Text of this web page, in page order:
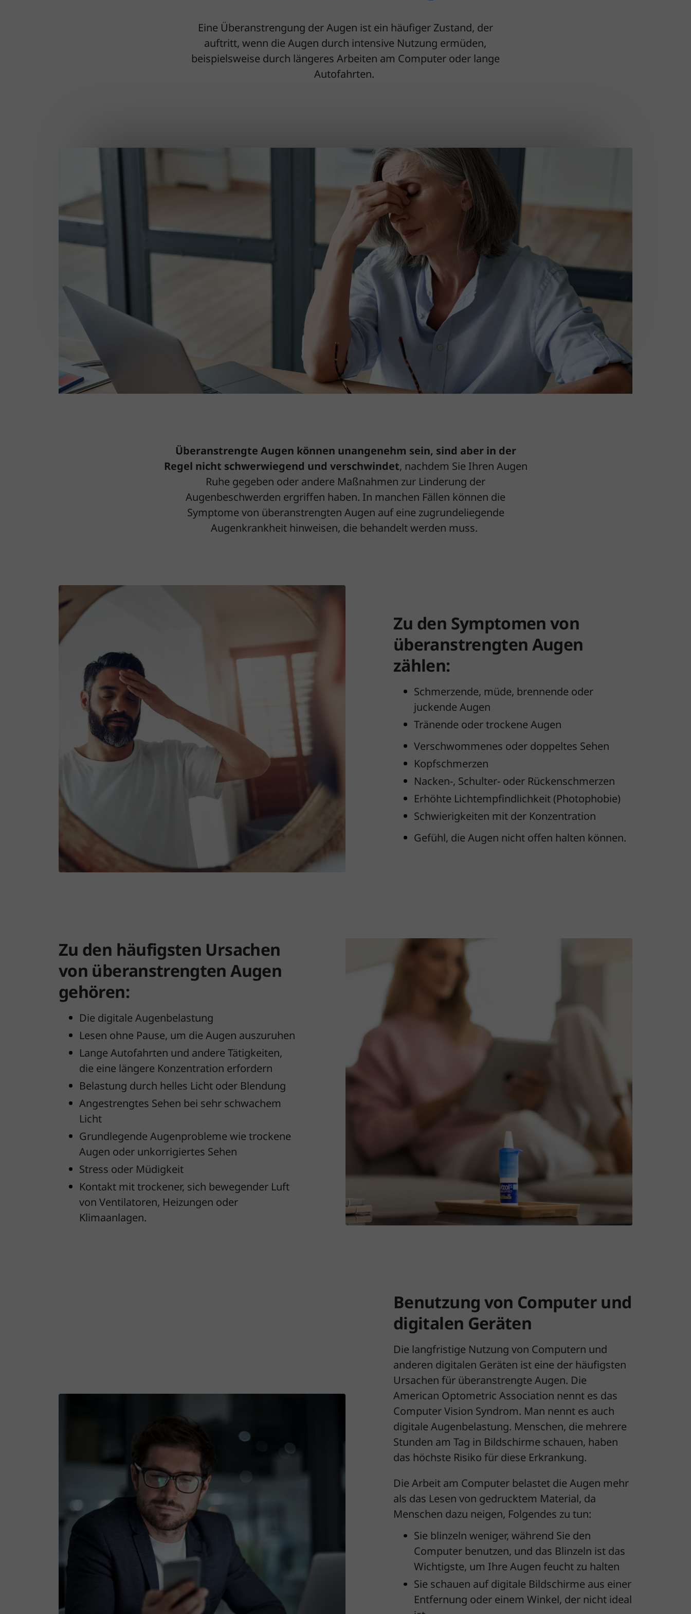
Eine Überanstrengung der Augen ist ein häufiger Zustand, der
auftritt, wenn die Augen durch intensive Nutzung ermüden,
beispielsweise durch längeres Arbeiten am Computer oder lange
Autofahrten.
Überanstrengte Augen können unangenehm sein, sind aber in der
Regel nicht schwerwiegend und verschwindet, nachdem Sie Ihren Augen
Ruhe gegeben oder andere Maßnahmen zur Linderung der
Augenbeschwerden ergriffen haben. In manchen Fällen können die
Symptome von überanstrengten Augen auf eine zugrundeliegende
Augenkrankheit hinweisen, die behandelt werden muss.
Zu den Symptomen von
überanstrengten Augen
zählen:
Schmerzende, müde, brennende oder
juckende Augen
Tränende oder trockene Augen
Verschwommenes oder doppeltes Sehen
Kopfschmerzen
Nacken-, Schulter- oder Rückenschmerzen
Erhöhte Lichtempfindlichkeit (Photophobie)
Schwierigkeiten mit der Konzentration
Gefühl, die Augen nicht offen halten können.
Zu den häufigsten Ursachen
von überanstrengten Augen
gehören:
Die digitale Augenbelastung
Lesen ohne Pause, um die Augen auszuruhen
Lange Autofahrten und andere Tätigkeiten,
die eine längere Konzentration erfordern
Belastung durch helles Licht oder Blendung
Angestrengtes Sehen bei sehr schwachem
Licht
Grundlegende Augenprobleme wie trockene
Augen oder unkorrigiertes Sehen
Stress oder Müdigkeit
Kontakt mit trockener, sich bewegender Luft
von Ventilatoren, Heizungen oder
Klimaanlagen.
Benutzung von Computer und
digitalen Geräten
Die langfristige Nutzung von Computern und
anderen digitalen Geräten ist eine der häufigsten
Ursachen für überanstrengte Augen. Die
American Optometric Association nennt es das
Computer Vision Syndrom. Man nennt es auch
digitale Augenbelastung. Menschen, die mehrere
Stunden am Tag in Bildschirme schauen, haben
das höchste Risiko für diese Erkrankung.
Die Arbeit am Computer belastet die Augen mehr
als das Lesen von gedrucktem Material, da
Menschen dazu neigen, Folgendes zu tun:
Sie blinzeln weniger, während Sie den
Computer benutzen, und das Blinzeln ist das
Wichtigste, um Ihre Augen feucht zu halten
Sie schauen auf digitale Bildschirme aus einer
Entfernung oder einem Winkel, der nicht ideal